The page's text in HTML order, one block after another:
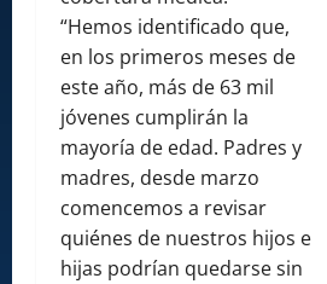
“Hemos identificado que,
en los primeros meses de
este año, más de 63 mil
jóvenes cumplirán la
mayoría de edad. Padres y
madres, desde marzo
comencemos a revisar
quiénes de nuestros hijos e
hijas podrían quedarse sin